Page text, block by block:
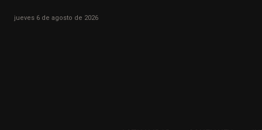
jueves 6 de agosto de 2026